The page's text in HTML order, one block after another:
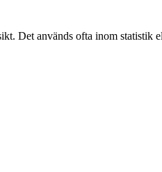
Det används ofta inom statistik